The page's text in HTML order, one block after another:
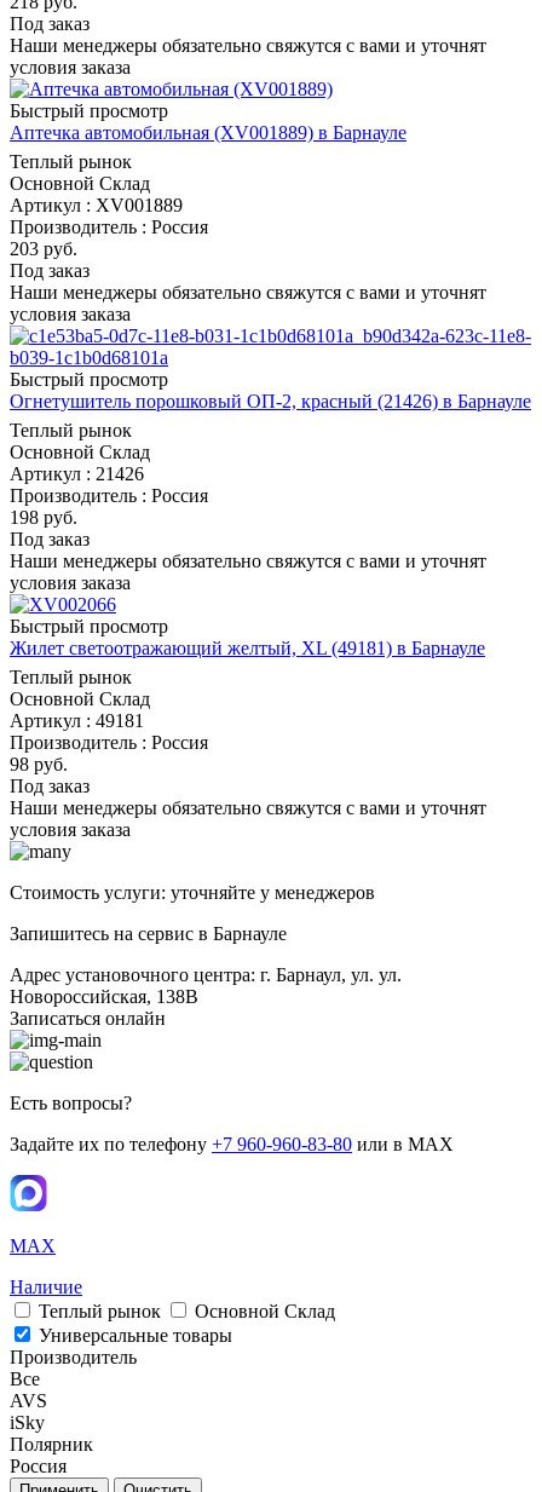
Под заказ
Наши менеджеры обязательно свяжутся с вами и уточнят
условия заказа
Быстрый просмотр
Аптечка автомобильная (XV001889) в Барнауле
Теплый рынок
Основной Склад
Артикул : XV001889
Производитель : Россия
203 руб.
Под заказ
Наши менеджеры обязательно свяжутся с вами и уточнят
условия заказа
Быстрый просмотр
Огнетушитель порошковый ОП-2, красный (21426) в Барнауле
Теплый рынок
Основной Склад
Артикул : 21426
Производитель : Россия
198 руб.
Под заказ
Наши менеджеры обязательно свяжутся с вами и уточнят
условия заказа
Быстрый просмотр
Жилет светоотражающий желтый, XL (49181) в Барнауле
Теплый рынок
Основной Склад
Артикул : 49181
Производитель : Россия
98 руб.
Под заказ
Наши менеджеры обязательно свяжутся с вами и уточнят
условия заказа
Стоимость услуги: уточняйте у менеджеров
Запишитесь на сервис в Барнауле
Адрес установочного центра: г. Барнаул, ул. ул.
Новороссийская, 138В
Записаться онлайн
Есть вопросы?
Задайте их по телефону +7 960-960-83-80 или в MAX
MAX
Наличие
Теплый рынок
Основной Склад
Универсальные товары
Производитель
Все
AVS
iSky
Полярник
Россия